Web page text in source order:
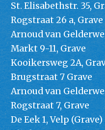
St. Elisabethstr. 35,
Rogstraat 26 a, Grave
Arnoud van
Markt 9-11, Grave
Kooikersweg 2A,
Brugstraat 7 Grave
Arnoud van
Rogstraat 7, Grave
De Eek 1, Velp (Grave)